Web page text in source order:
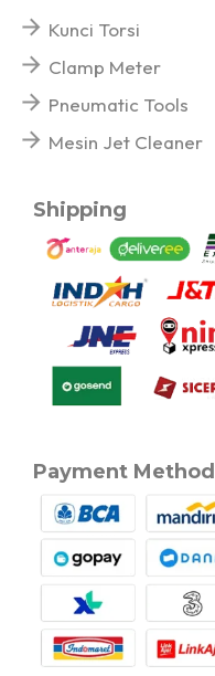
Kunci Torsi
Clamp Meter
Pneumatic Tools
Mesin Jet Cleaner
Shipping
Payment Method